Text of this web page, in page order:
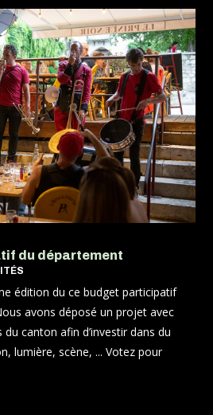
du département
édition du ce budget participatif
avons déposé un projet avec
canton afin d’investir dans du
lumière, scène, ... Votez pour